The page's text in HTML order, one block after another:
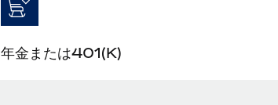
年金または401(K)